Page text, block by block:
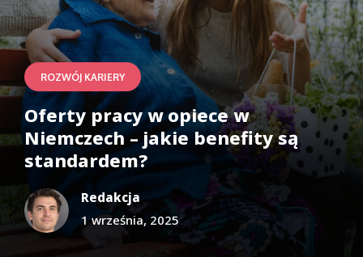
ROZWÓJ KARIERY
Oferty pracy w opiece w
Niemczech – jakie benefity są
standardem?
Redakcja
1 września, 2025